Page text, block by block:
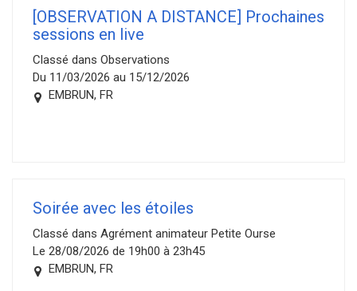
[OBSERVATION A DISTANCE] Prochaines
sessions en live
Classé dans Observations
Du 11/03/2026 au 15/12/2026
EMBRUN, FR
Soirée avec les étoiles
Classé dans Agrément animateur Petite Ourse
Le 28/08/2026 de 19h00 à 23h45
EMBRUN, FR